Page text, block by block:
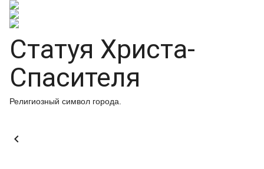
Статуя Христа-
Спасителя
Религиозный символ города.
